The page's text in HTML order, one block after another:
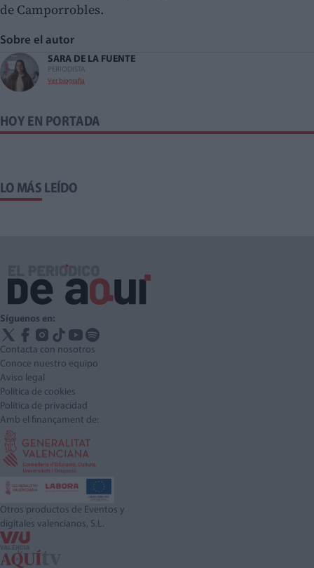
de Camporrobles.
Sobre el autor
SARA DE LA FUENTE
PERIODISTA
Ver biografía
HOY EN PORTADA
LO MÁS LEÍDO
Síguenos en:
Contacta con nosotros
Conoce nuestro equipo
Aviso legal
Política de cookies
Política de privacidad
Amb el finançament de:
Otros productos de Eventos y
digitales valencianos, S.L.